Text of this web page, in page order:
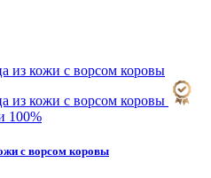
100%
с ворсом коровы